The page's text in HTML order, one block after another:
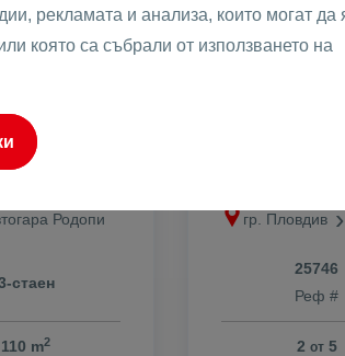
Родопи
стаен
110 m2
ПРЕД
гр. Пловдив
25746
Реф #
2 от5
рекламата и анализа, които могат да
която са събрали от използването на